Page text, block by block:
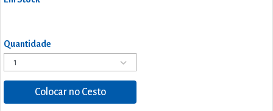
Quantidade
Colocar no Cesto